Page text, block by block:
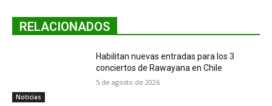
RELACIONADOS
Noticias
Habilitan nuevas entradas para los 3
conciertos de Rawayana en Chile
5 de agosto de 2026